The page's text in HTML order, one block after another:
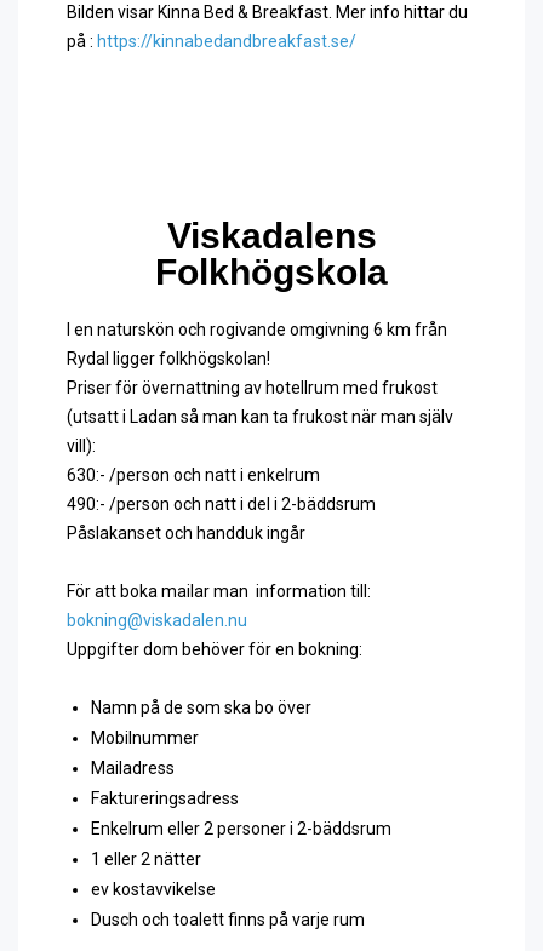
Bilden visar Kinna Bed & Breakfast. Mer info hittar du
på : https://kinnabedandbreakfast.se/
Viskadalens
Folkhögskola
I en naturskön och rogivande omgivning 6 km från
Rydal ligger folkhögskolan!
Priser för övernattning av hotellrum med frukost
(utsatt i Ladan så man kan ta frukost när man själv
vill):
630:- /person och natt i enkelrum
490:- /person och natt i del i 2-bäddsrum
Påslakanset och handduk ingår
För att boka mailar man information till:
bokning@viskadalen.nu
Uppgifter dom behöver för en bokning:
Namn på de som ska bo över
Mobilnummer
Mailadress
Faktureringsadress
Enkelrum eller 2 personer i 2-bäddsrum
1 eller 2 nätter
ev kostavvikelse
Dusch och toalett finns på varje rum